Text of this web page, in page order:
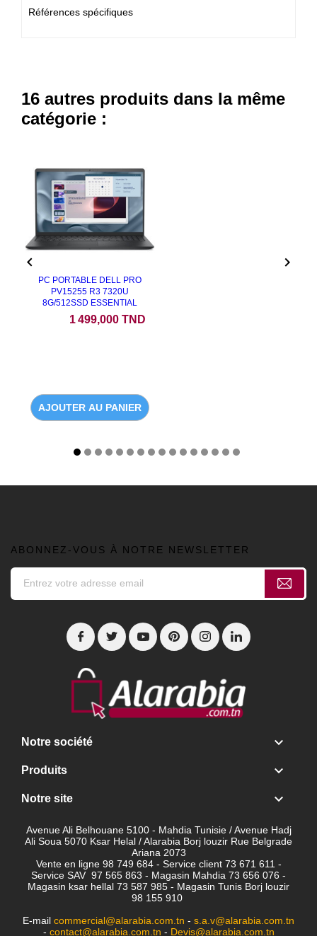
Références spécifiques
16 autres produits dans la même
catégorie :
PC PORTABLE DELL PRO
PV15255 R3 7320U
8G/512SSD ESSENTIAL
1 499,000 TND
AJOUTER AU PANIER
 
ABONNEZ-VOUS À NOTRE NEWSLETTER
Notre société 
Produits 
Notre site 
Avenue Ali Belhouane 5100 - Mahdia Tunisie / Avenue Hadj
Ali Soua 5070 Ksar Helal / Alarabia Borj louzir Rue Belgrade
Ariana 2073
Vente en ligne 98 749 684 - Service client 73 671 611 -
Service SAV 97 565 863 - Magasin Mahdia 73 656 076 -
Magasin ksar hellal 73 587 985 - Magasin Tunis Borj louzir
98 155 910
E-mail commercial@alarabia.com.tn - s.a.v@alarabia.com.tn
- contact@alarabia.com.tn - Devis@alarabia.com.tn